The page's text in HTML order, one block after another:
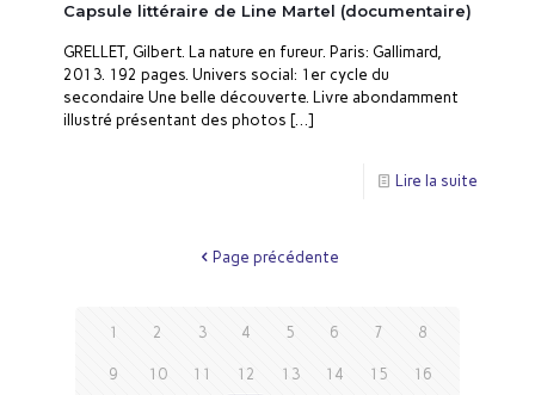
Capsule littéraire de Line Martel (documentaire)
GRELLET, Gilbert. La nature en fureur. Paris: Gallimard,
2013. 192 pages. Univers social: 1er cycle du
secondaire Une belle découverte. Livre abondamment
illustré présentant des photos […]
Lire la suite
Page précédente
1 2 3 4 5 6 7 8
9 10 11 12 13 14 15 16